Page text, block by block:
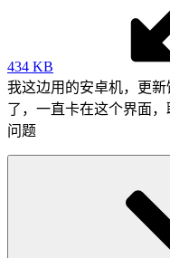
434 KB
我这边用的安卓机，更
了，一直卡在这个界面
问题